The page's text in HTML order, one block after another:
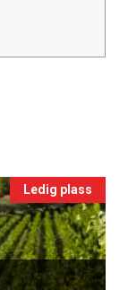
Ledig plass